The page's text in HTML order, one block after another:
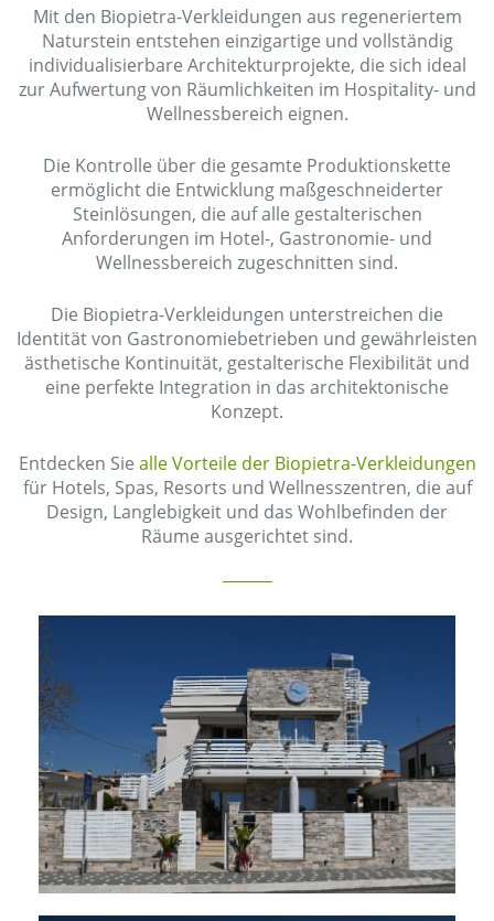
Mit den Biopietra-Verkleidungen aus regeneriertem
Naturstein entstehen einzigartige und vollständig
individualisierbare Architekturprojekte, die sich ideal
zur Aufwertung von Räumlichkeiten im Hospitality- und
Wellnessbereich eignen.
Die Kontrolle über die gesamte Produktionskette
ermöglicht die Entwicklung maßgeschneiderter
Steinlösungen, die auf alle gestalterischen
Anforderungen im Hotel-, Gastronomie- und
Wellnessbereich zugeschnitten sind.
Die Biopietra-Verkleidungen unterstreichen die
Identität von Gastronomiebetrieben und gewährleisten
ästhetische Kontinuität, gestalterische Flexibilität und
eine perfekte Integration in das architektonische
Konzept.
Entdecken Sie alle Vorteile der Biopietra-Verkleidungen
für Hotels, Spas, Resorts und Wellnesszentren, die auf
Design, Langlebigkeit und das Wohlbefinden der
Räume ausgerichtet sind.